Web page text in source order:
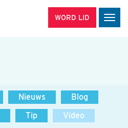
WORD LID
Nieuws
Blog
Tip
Video